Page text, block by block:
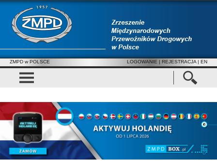
ZMPD w POLSCE LOGOWANIE | REJESTRACJA | EN